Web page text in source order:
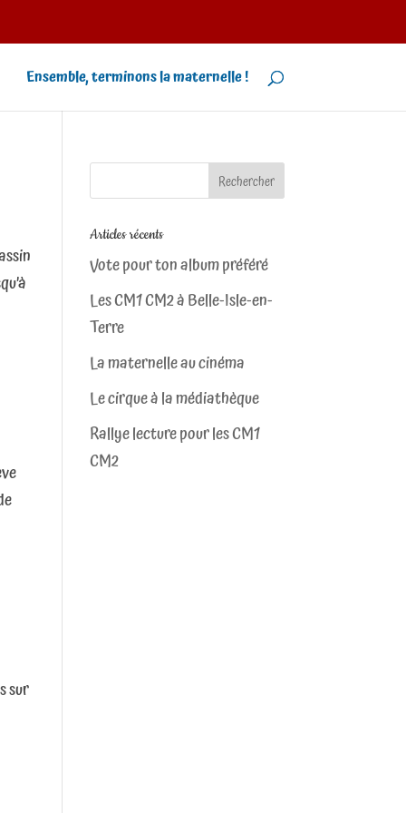
Ensemble, terminons la maternelle !
sur
Articles récents
Vote pour ton album préféré
Les CM1 CM2 à Belle-Isle-en-
Terre
La maternelle au cinéma
Le cirque à la médiathèque
Rallye lecture pour les CM1
CM2